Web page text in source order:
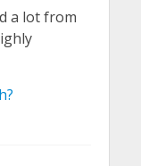
a lot from